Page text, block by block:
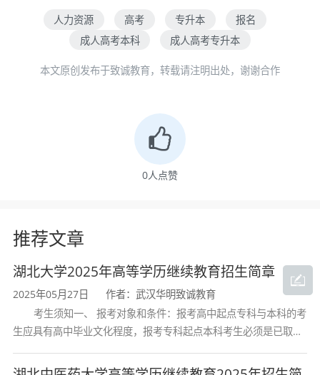
考的，如果你的基础课与专业课的基础扎实，通
过考试不成问题，而且考试内容基本都是高中知
题，专升本总分450分，录取分数线在120分
年满17周岁，具有国民教育系列高等学校、高等
教育自学考试机构颁发的专科毕业、本科结业证
成人高考人力资源管理专业属于专升本经济管理
类，考试科目：政治、外语、高等数学（二），
其中政治和英语是公共科目，高等数学（二）属
人力资源 高考 专升本
报名
成人高考本科
成人高考专升本
本文原创发布于致诚教育，转载请注明出处，谢谢合作
0人点赞
推荐文章
湖北大学2025年高等学历继续教育招生简章
2025年05月27日
作者：武汉华明致诚教育
考生须知一、 报考对象和条件：报考高中起点专科与本科的考
生应具有高中毕业文化程度，报考专科起点本科考生必须是已取得
构颁发的大学专科毕业证书的人